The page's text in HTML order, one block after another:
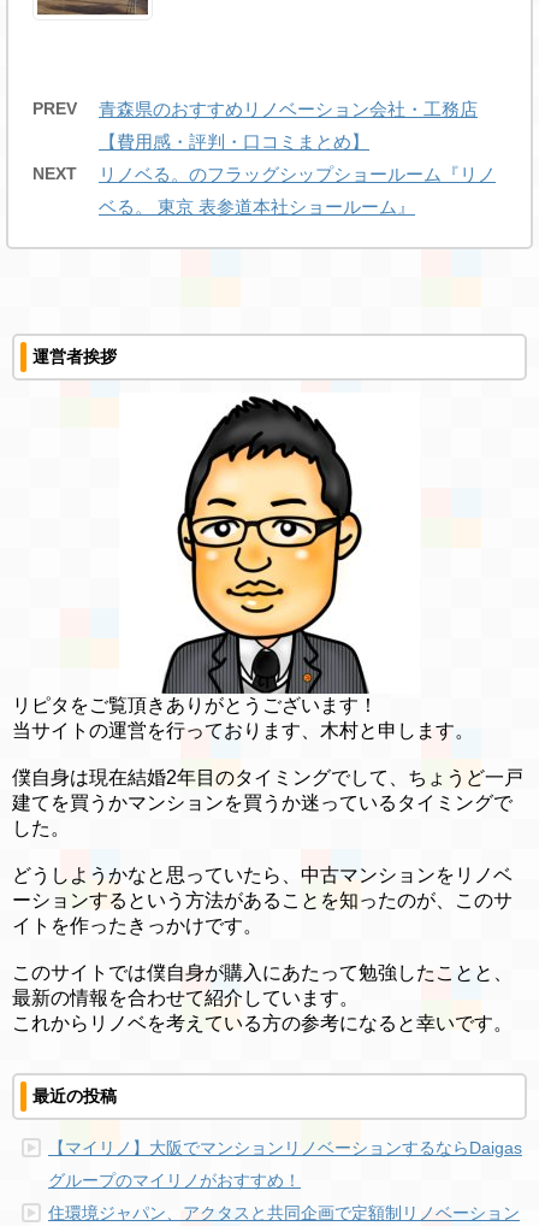
PREV
青森県のおすすめリノベーション会社・工務店
【費用感・評判・口コミまとめ】
NEXT
リノベる。のフラッグシップショールーム『リノ
ベる。 東京 表参道本社ショールーム』
運営者挨拶
リピタをご覧頂きありがとうございます！
当サイトの運営を行っております、木村と申します。
僕自身は現在結婚2年目のタイミングでして、ちょうど一戸
建てを買うかマンションを買うか迷っているタイミングで
した。
どうしようかなと思っていたら、中古マンションをリノベ
ーションするという方法があることを知ったのが、このサ
イトを作ったきっかけです。
このサイトでは僕自身が購入にあたって勉強したことと、
最新の情報を合わせて紹介しています。
これからリノベを考えている方の参考になると幸いです。
最近の投稿
【マイリノ】大阪でマンションリノベーションするならDaigas
グループのマイリノがおすすめ！
住環境ジャパン、アクタスと共同企画で定額制リノベーション